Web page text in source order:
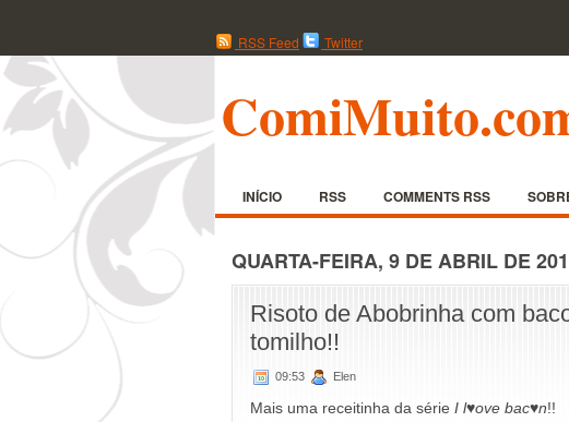
RSS Feed Twitter
INÍCIO RSS COMMENTS RSS
QUARTA-FEIRA, 9 DE ABRIL DE
Risoto de Abobrinha com
tomilho!!
09:53 Elen
Mais uma receitinha da série I l♥ove bac♥n!!